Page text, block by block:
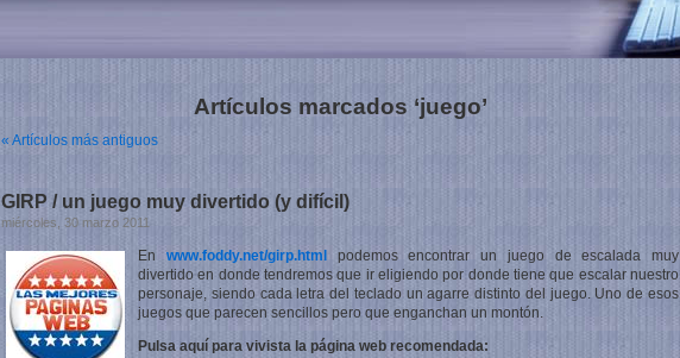
Artículos marcados ‘juego’
« Artículos más antiguos
GIRP / un juego muy divertido (y difícil)
miércoles, 30 marzo 2011
En www.foddy.net/girp.html
podemos encontrar un juego de escalada muy
divertido en donde tendremos que ir eligiendo por donde tiene que escalar nuestro
personaje, siendo cada letra del teclado un agarre distinto del juego. Uno de esos
juegos que parecen sencillos pero que enganchan un montón.
Pulsa aquí para vivista la página web recomendada: